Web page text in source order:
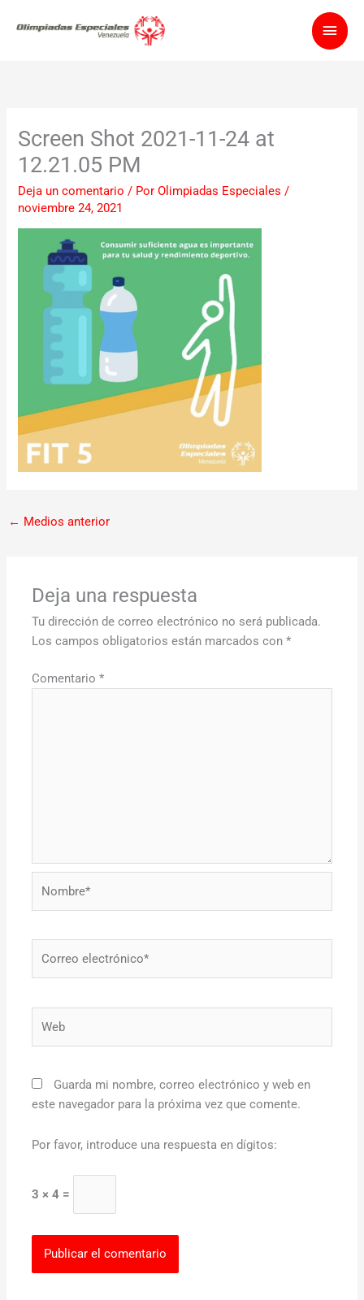
Screen Shot 2021-11-24 at
12.21.05 PM
Deja un comentario / PorOlimpiadas Especiales/
noviembre 24, 2021
← Medios anterior
Deja una respuesta
Tu dirección de correo electrónico no será publicada.
Los campos obligatorios están marcados con*
Comentario*
Guarda mi nombre, correo electrónico y web en
este navegador para la próxima vez que comente.
Por favor, introduce una respuesta en dígitos:
3 × 4 =